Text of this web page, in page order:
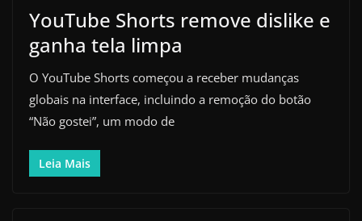
YouTube Shorts remove dislike e
ganha tela limpa
O YouTube Shorts começou a receber mudanças
globais na interface, incluindo a remoção do botão
“Não gostei”, um modo de
Leia Mais